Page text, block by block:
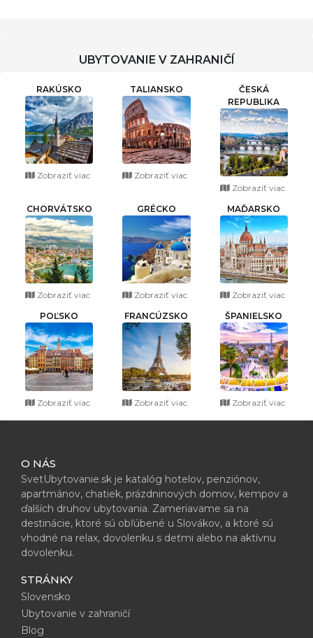
UBYTOVANIE V ZAHRANIČÍ
RAKÚSKO
Zobraziť viac
TALIANSKO
Zobraziť viac
ČESKÁ
REPUBLIKA
Zobraziť viac
CHORVÁTSKO
Zobraziť viac
GRÉCKO
Zobraziť viac
MAĎARSKO
Zobraziť viac
POĽSKO
Zobraziť viac
FRANCÚZSKO
Zobraziť viac
ŠPANIELSKO
Zobraziť viac
O NÁS
SvetUbytovanie.sk je katalóg hotelov, penziónov,
apartmánov, chatiek, prázdninových domov, kempov a
ďalších druhov ubytovania. Zameriavame sa na
destinácie, ktoré sú obľúbené u Slovákov, a ktoré sú
vhodné na relax, dovolenku s deťmi alebo na aktívnu
dovolenku.
STRÁNKY
Slovensko
Ubytovanie v zahraničí
Blog